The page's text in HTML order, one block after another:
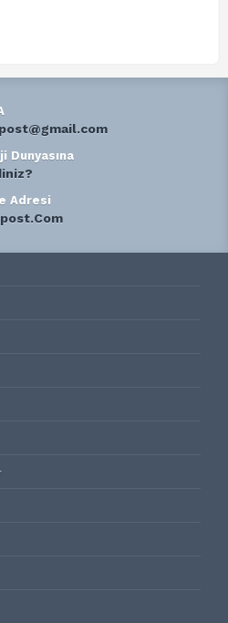
Dunyasına
Adresi